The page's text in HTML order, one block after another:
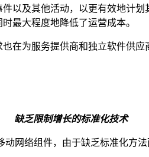
以及其他活动，以更有效地计
最大程度地降低了运营成本。
在为服务提供商和独立软件供
缺乏限制增长的标准化技术
动网络组件，由于缺乏标准化